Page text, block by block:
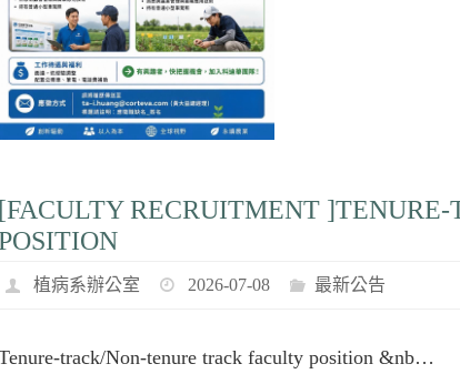
[FACULTY RECRUITMENT
植病系辦公室 2026-07-08 最新公告
track/Non-tenure track faculty position &nb…